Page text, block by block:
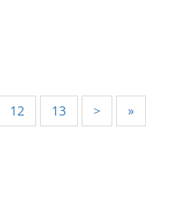
12 13 > »